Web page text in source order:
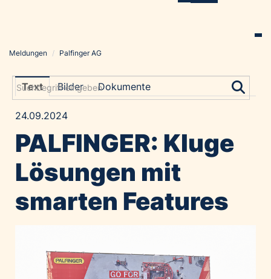
Grayling Agentur
Alawyer
Amadeus Austrian Music Awards
Constantia Flexibles
Costa Kreuzfahrten
Expo 2025 Osaka
Financial Times
Meldungen / Palfinger AG
Text Bilder Dokumente
24.09.2024
PALFINGER: Kluge
Lösungen mit
smarten Features